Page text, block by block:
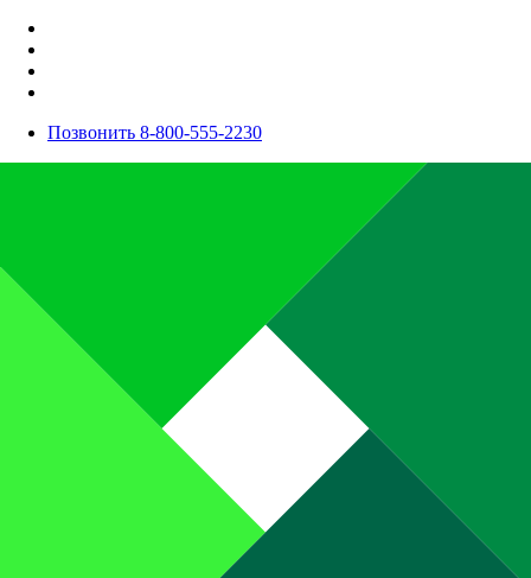
Позвонить 8-800-555-2230